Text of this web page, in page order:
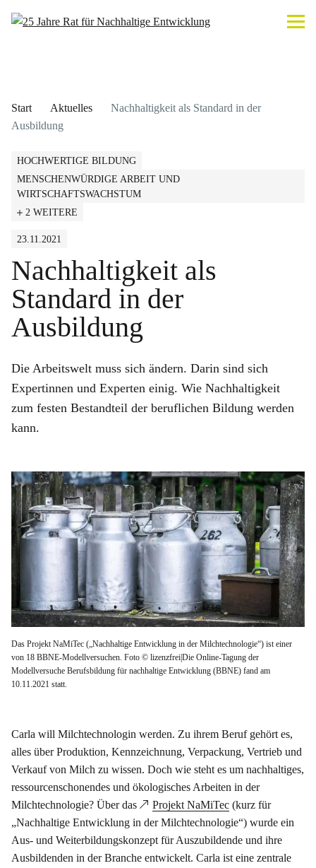
Start Aktuelles
Nachhaltigkeit als Standard in der
Ausbildung
HOCHWERTIGE BILDUNG
MENSCHENWÜRDIGE ARBEIT UND
WIRTSCHAFTSWACHSTUM
2 WEITERE
23.11.2021
Nachhaltigkeit als
Standard in der
Ausbildung
Die Arbeitswelt muss sich ändern. Darin sind sich
Expertinnen und Experten einig. Wie Nachhaltigkeit
zum festen Bestandteil der beruflichen Bildung werden
kann.
Das Projekt NaMiTec („Nachhaltige Entwicklung in der Milchtechnologie“) ist einer
von 18 BBNE-Modellversuchen. Foto © lizenzfrei|Die Online-Tagung der
Modellversuche Berufsbildung für nachhaltige Entwicklung (BBNE) fand am
10.11.2021 statt.
Carla will Milchtechnologin werden. Zu ihrem Beruf gehört es,
alles über Produktion, Kennzeichnung, Verpackung, Vertrieb und
Verkauf von Milch zu wissen. Doch wie steht es um nachhaltiges,
ressourcenschonendes und ökologisches Arbeiten in der
Milchtechnologie? Über das
Projekt NaMiTec (kurz für
„Nachhaltige Entwicklung in der Milchtechnologie“) wurde ein
Aus- und Weiterbildungskonzept für Auszubildende und ihre
Ausbildenden in der Branche entwickelt. Carla ist eine zentrale